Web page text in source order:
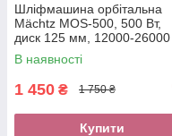
Шліфмашина орбітальна
Mächtz MOS-500, 500 Вт,
диск 125 мм, 12000-26000
кол/хв
В наявності
1 450 ₴ 1 750 ₴
Купити